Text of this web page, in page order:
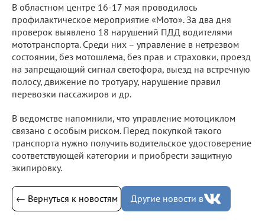
В областном центре 16-17 мая проводилось
профилактическое мероприятие «Мото». За два дня
проверок выявлено 18 нарушений ПДД водителями
мототранспорта. Среди них – управление в нетрезвом
состоянии, без мотошлема, без прав и страховки, проезд
на запрещающий сигнал светофора, выезд на встречную
полосу, движение по тротуару, нарушение правил
перевозки пассажиров и др.
В ведомстве напомнили, что управление мотоциклом
связано с особым риском. Перед покупкой такого
транспорта нужно получить водительское удостоверение
соответствующей категории и приобрести защитную
экипировку.
← Вернуться к новостям Другие новости в